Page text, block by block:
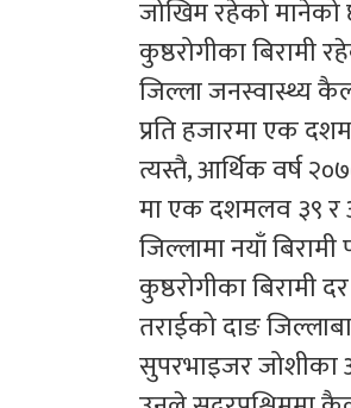
जोखिम रहेको मानेको
कुष्ठरोगीका बिरामी
जिल्ला जनस्वास्थ्य
प्रति हजारमा एक
त्यस्तै, आर्थिक वर्ष
मा एक दशमलव ३९ र
जिल्लामा नयाँ
कुष्ठरोगीका
तराईको दाङ
सुपरभाइजर जोशीका